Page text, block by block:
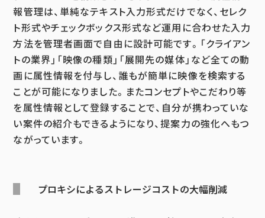
報管理は、単純なテキスト入力形式だけでなく、セレク
ト形式やチェックボックス形式など運用に合わせた入力
方法を管理者画面で自由に設計可能です。「クライアン
トの業界」「映像の種類」「展開先の媒体」など全ての動
画に属性情報を付与し、誰もが簡単に映像を検索する
ことが可能になりました。またコンセプトやこだわり等
を属性情報として登録することで、自分が携わっていな
い案件の紹介もできるようになり、提案力の強化へもつ
ながっています。
プロキシによるストレージコストの大幅削減